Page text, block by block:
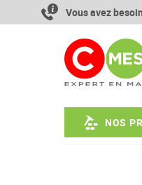
contenu
Vous avez
NOS